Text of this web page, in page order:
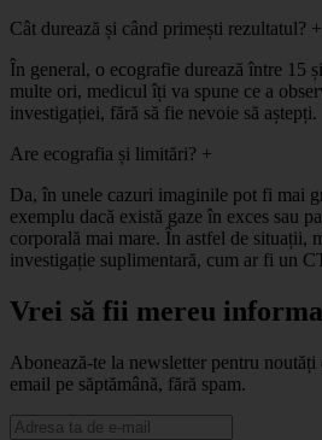
Cât durează și când primești rezultatul? +
În general, o ecografie durează între 15
multe ori, medicul îți va spune ce a
investigației, fără să fie nevoie să aștepți.
Are ecografia și limitări? +
Da, în unele cazuri imaginile pot fi mai
exemplu dacă există gaze în exces sau
corporală mai mare. În astfel de situații,
investigație suplimentară, cum ar fi un
Vrei să fii mereu
Abonează-te la newsletter pentru
email pe săptămână, fără spam.